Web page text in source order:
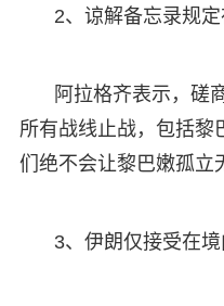
2、谅解备忘录规
阿拉格齐表示，磋
所有战线止战，包括黎
们绝不会让黎巴嫩孤立
3、伊朗仅接受在